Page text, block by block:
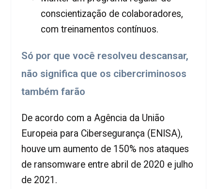
conscientização de colaboradores,
com treinamentos contínuos.
Só por que você resolveu descansar,
não significa que os cibercriminosos
também farão
De acordo com a Agência da União
Europeia para Cibersegurança (ENISA),
houve um aumento de 150% nos ataques
de ransomware entre abril de 2020 e julho
de 2021.